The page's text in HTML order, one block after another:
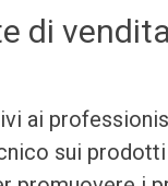
di
ai
sui prodotti